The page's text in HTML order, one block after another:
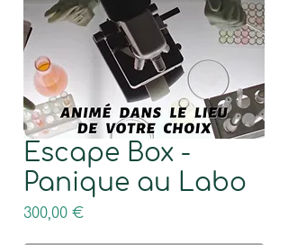
Escape Box -
Panique au Labo
300,00 €Prix